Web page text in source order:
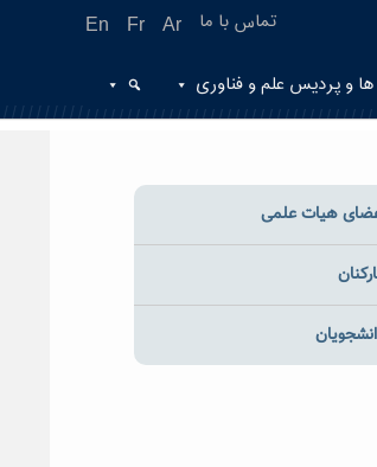
En Fr Ar تماس با ما
و پردیس علم و فناوری
هیات علمی